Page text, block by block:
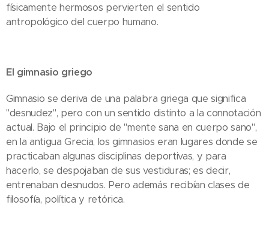
físicamente hermosos pervierten el sentido
antropológico del cuerpo humano.
El gimnasio griego
Gimnasio se deriva de una palabra griega que significa
"desnudez", pero con un sentido distinto a la connotación
actual. Bajo el principio de "mente sana en cuerpo sano",
en la antigua Grecia, los gimnasios eran lugares donde se
practicaban algunas disciplinas deportivas, y para
hacerlo, se despojaban de sus vestiduras; es decir,
entrenaban desnudos. Pero además recibían clases de
filosofía, política y retórica.